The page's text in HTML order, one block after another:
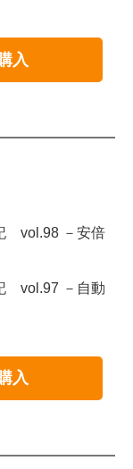
入
vol.98 －安倍
vol.97 －自動
入